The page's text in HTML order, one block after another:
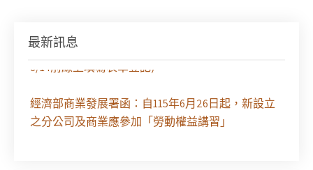
最新訊息
徵求參與115年教師法律諮詢補助計畫人才庫(請於
經濟部商業發展署函：自115年6月26日起，新設立
之分公司及商業應參加「勞動權益講習」